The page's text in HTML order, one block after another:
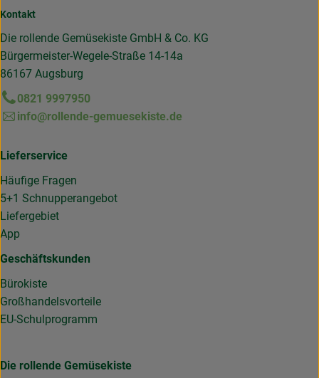
Kontakt
Die rollende Gemüsekiste GmbH & Co. KG
Bürgermeister-Wegele-Straße 14-14a
86167 Augsburg
0821 9997950
info@rollende-gemuesekiste.de
Lieferservice
Häufige Fragen
5+1 Schnupperangebot
Liefergebiet
App
Geschäftskunden
Bürokiste
Großhandelsvorteile
EU-Schulprogramm
Die rollende Gemüsekiste